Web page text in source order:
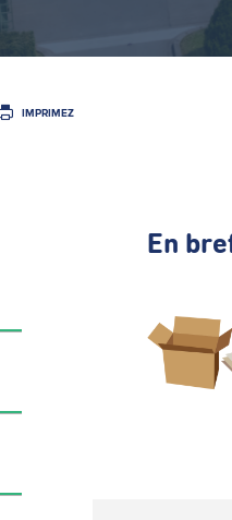
IMPRIMEZ
En